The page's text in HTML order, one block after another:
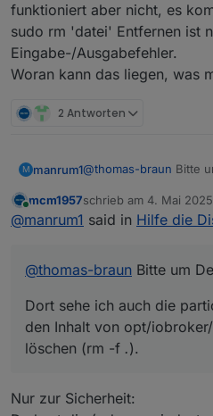
funktioniert aber nicht, es
sudo rm 'datei' Entfernen ist
Eingabe-/Ausgabefehler.
Woran kann das liegen, was
2 Antworten
M manrum1@thomas-braun Bitte
Auch meine partition
Backup-Größe zu
auch die partion und
Das funktioniert aber
sudo rm 'datei'
Eingabe-/
Woran kann das
mcm1957schrieb am 4. Mai
zuletzt editiert von
@manrum1 said in Hilfe die
@thomas-braun Bitte um
Dort sehe ich auch die
den Inhalt von opt/
löschen (rm -f .).
Nur zur Sicherheit: